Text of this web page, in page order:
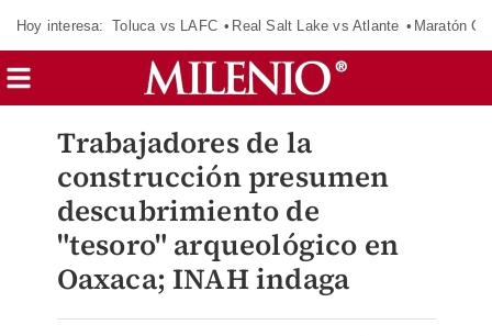
Hoy interesa: Toluca vs LAFC Real Salt Lake vs Atlante Maratón
Trabajadores de la
construcción presumen
descubrimiento de
"tesoro" arqueológico en
Oaxaca; INAH indaga